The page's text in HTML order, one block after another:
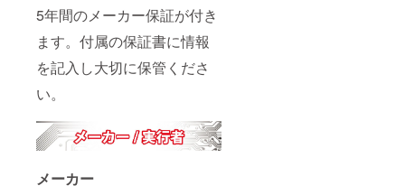
5年間のメーカー保証が付き
ます。付属の保証書に情報
を記入し大切に保管くださ
い。
メーカー